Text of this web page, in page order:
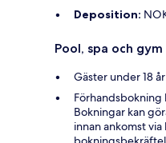
Deposition:
Pool, spa och
Gäster under 18
Förhandsbokning
Bokningar kan
innan ankomst